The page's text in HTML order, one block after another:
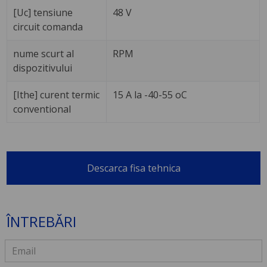
[Uc] tensiune
circuit comanda
48 V
nume scurt al
dispozitivului
RPM
[Ithe] curent termic
conventional
15 A la -40-55 oC
Descarca fisa tehnica
ÎNTREBĂRI